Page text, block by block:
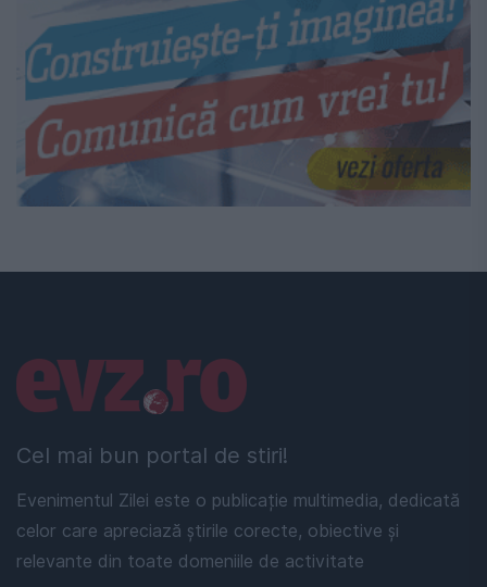
Cel mai bun portal de stiri!
Evenimentul Zilei este o publicație multimedia, dedicată
celor care apreciază știrile corecte, obiective și
relevante din toate domeniile de activitate
Linkuri utile